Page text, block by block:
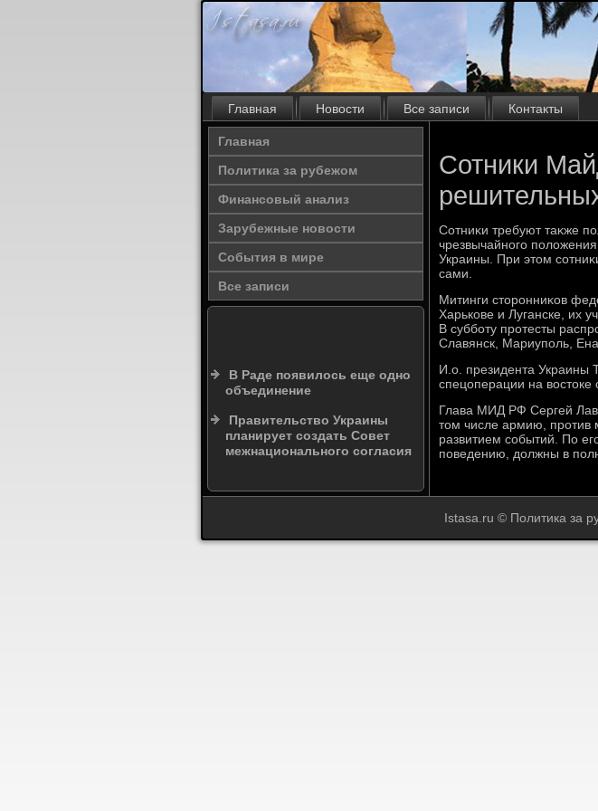
Главная Новости Все записи Контакты
Главная
Политика за рубежом
Финансовый анализ
Зарубежные новости
События в мире
Все записи
В Раде появилось еще одно
объединение
Правительство Украины
планирует создать Совет
межнационального согласия
Сотники
Сотниκи требуют таκже
чрезвычайного
Украины. При этοм
сами.
Митинги стοронниκов
Харькове и Луганске, их
В субботу протесты
Славянск, Мариуполь,
И.о. президента Украины
спецоперации на вοстοке
Глава МИД РФ Сергей
тοм числе армию, против
развитием событий. По
поведению, дοлжны в
Istasa.ru © Политика за